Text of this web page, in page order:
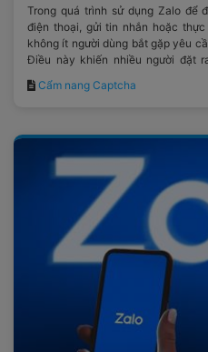
Trong quá trình sử dụng Zalo để
điện thoại, gửi tin nhắn hoặc
không ít người dùng bắt gặp yêu
Điều này khiến nhiều người đặt
captcha
Cẩm nang Captcha